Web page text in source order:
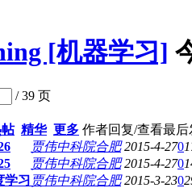
[机器学习]
/ 39 页
精华 更多 作者回复/查看最后
贾伟中科院合肥 2015-4-270
贾伟中科院合肥 2015-4-270
学习 贾伟中科院合肥 2015-3-230